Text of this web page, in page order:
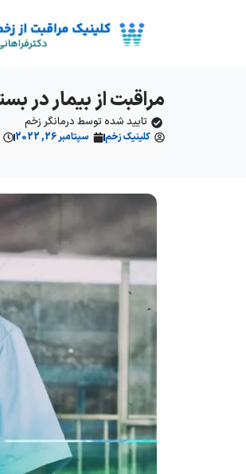
مراقبت از بیمار در
تایید شده توسط درمانگر زخم
کلینیک زخم سپتامبر 26, 2022